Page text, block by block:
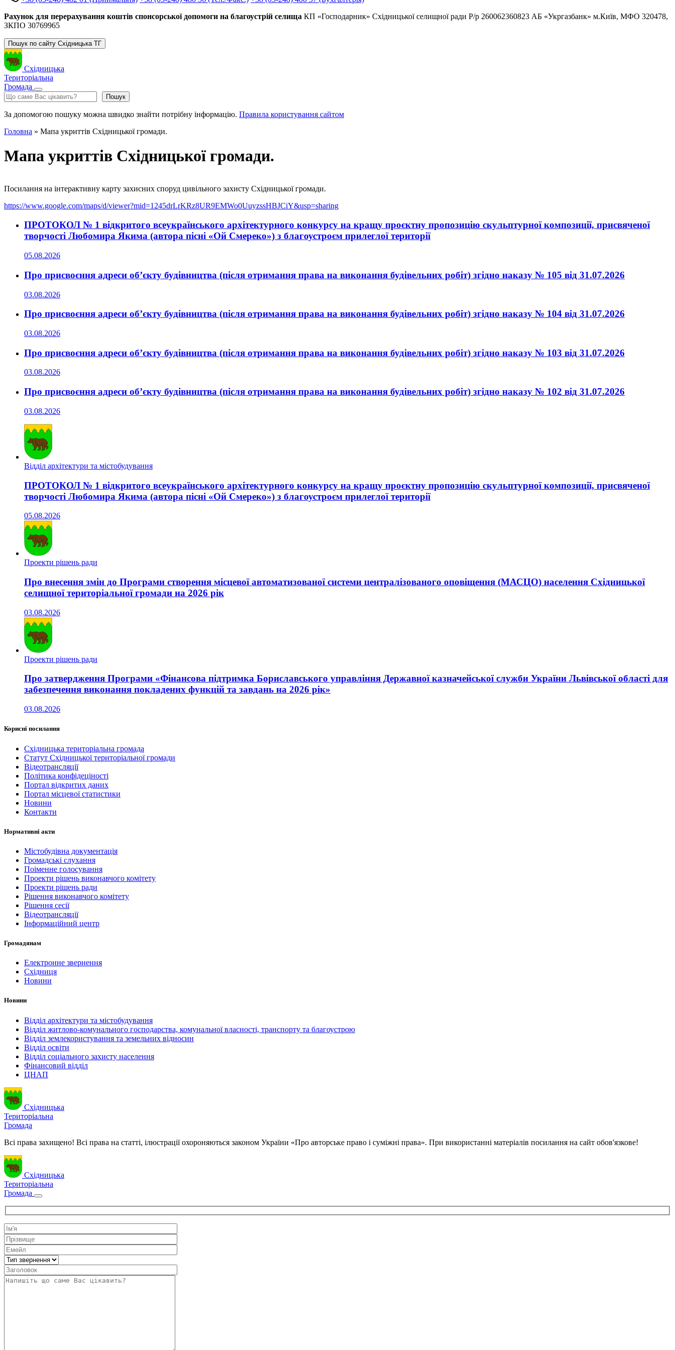
Рахунок для перерахування коштів спонсорської допомоги на благоустрій селища КП «Господарник» Східницької селищної ради Р/р 260062360823 АБ «Укргазбанк» м.Київ, МФО 320478,
ЗКПО 30769965
Пошук по сайту Східницька ТГ
Східницька
Територіальна
Громада
Пошук
Пошук
За допомогою пошуку можна швидко знайти потрібну інформацію. Правила користування сайтом
Головна » Мапа укриттів Східницької громади.
Мапа укриттів Східницької громади.
Посилання на інтерактивну карту захисних споруд цивільного захисту Східницької громади.
https://www.google.com/maps/d/viewer?mid=1245drLrKRz8UR9EMWo0UuyzssHBJCiY&usp=sharing
ПРОТОКОЛ № 1 відкритого всеукраїнського архітектурного конкурсу на кращу проєктну пропозицію скульптурної композиції, присвяченої
творчості Любомира Якима (автора пісні «Ой Смереко») з благоустроєм прилеглої території
05.08.2026
Про присвоєння адреси об’єкту будівництва (після отримання права на виконання будівельних робіт) згідно наказу № 105 від 31.07.2026
03.08.2026
Про присвоєння адреси об’єкту будівництва (після отримання права на виконання будівельних робіт) згідно наказу № 104 від 31.07.2026
03.08.2026
Про присвоєння адреси об’єкту будівництва (після отримання права на виконання будівельних робіт) згідно наказу № 103 від 31.07.2026
03.08.2026
Про присвоєння адреси об’єкту будівництва (після отримання права на виконання будівельних робіт) згідно наказу № 102 від 31.07.2026
03.08.2026
Відділ архітектури та містобудування
ПРОТОКОЛ № 1 відкритого всеукраїнського архітектурного конкурсу на кращу проєктну пропозицію скульптурної композиції, присвяченої
творчості Любомира Якима (автора пісні «Ой Смереко») з благоустроєм прилеглої території
05.08.2026
Проекти рішень ради
Про внесення змін до Програми створення місцевої автоматизованої системи централізованого оповіщення (МАСЦО) населення Східницької
селищної територіальної громади на 2026 рік
03.08.2026
Проекти рішень ради
Про затвердження Програми «Фінансова підтримка Бориславського управління Державної казначейської служби України Львівської області для
забезпечення виконання покладених функцій та завдань на 2026 рік»
03.08.2026
Корисні посилання
Східницька територіальна громада
Статут Східницької територіальної громади
Відеотрансляції
Політика конфідеціності
Портал відкритих даних
Портал місцевої статистики
Новини
Контакти
Нормативні акти
Містобудівна документація
Громадські слухання
Поіменне голосування
Проекти рішень виконавчого комітету
Проекти рішень ради
Рішення виконавчого комітету
Рішення сесії
Відеотрансляції
Інформаційний центр
Громадянам
Електронне звернення
Східниця
Новини
Новини
Відділ архітектури та містобудування
Відділ житлово-комунального господарства, комунальної власності, транспорту та благоустрою
Відділ землекористування та земельних відносин
Відділ освіти
Відділ соціального захисту населення
Фінансовий відділ
ЦНАП
Східницька
Територіальна
Громада
Всі права захищено! Всі права на статті, ілюстрації охороняються законом України «Про авторське право і суміжні права». При використанні матеріалів посилання на сайт обов'язкове!
Східницька
Територіальна
Громада